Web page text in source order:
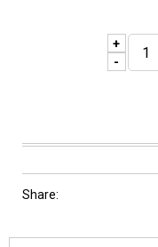
+
-
Share: